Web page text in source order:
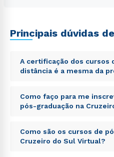
Principais dúvidas
A certificação dos cursos
distância é a mesma da
Sed ut perspiciatis unde
voluptatem accusantium
totam rem aperiam, eaque
explicabo. Nemo enim
voluptas sit aspernatur aut
Como faço para me
pós-graduação na
Sed ut perspiciatis unde
voluptatem accusantium
Como são os cursos de
Cruzeiro do Sul Virtual?